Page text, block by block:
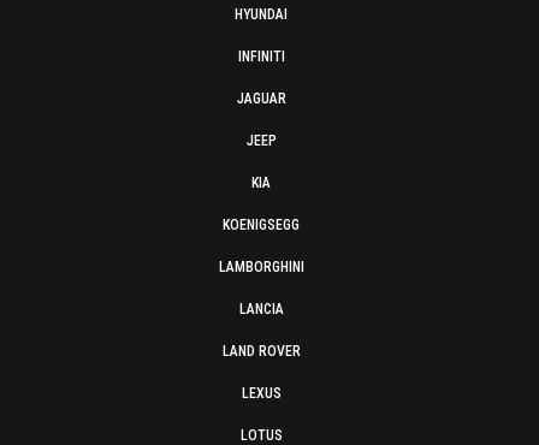
HYUNDAI
INFINITI
JAGUAR
JEEP
KIA
KOENIGSEGG
LAMBORGHINI
LANCIA
LAND ROVER
LEXUS
LOTUS